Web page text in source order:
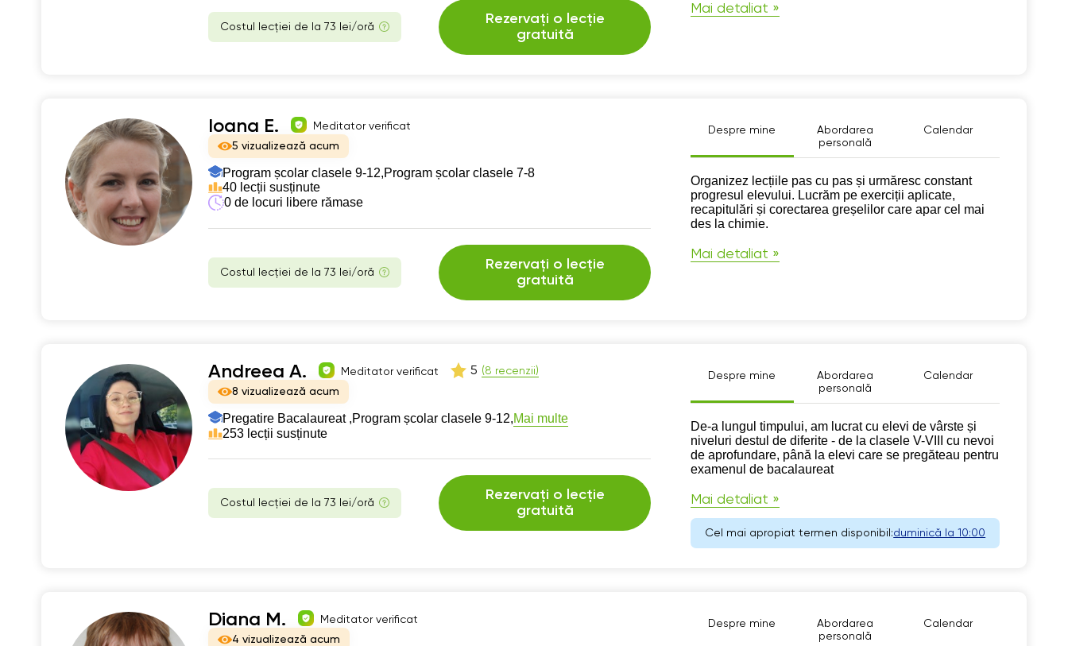
Costul lecției de la 73 lei/oră
Rezervați o lecție
gratuită
Mai detaliat »
Ioana E.
Meditator verificat
5 vizualizează acum
Program școlar clasele 9-12,Program școlar clasele 7-8
40 lecții susținute
0 de locuri libere rămase
Costul lecției de la 73 lei/oră
Rezervați o lecție
gratuită
Despre mine
Abordarea
personală
Calendar
Despre mine
Organizez lecțiile pas cu pas și urmăresc constant
progresul elevului. Lucrăm pe exerciții aplicate,
recapitulări și corectarea greșelilor care apar cel mai
des la chimie.
Mai detaliat »
Andreea A. Meditator verificat 5 (8 recenzii)
8 vizualizează acum
Pregatire Bacalaureat ,Program școlar clasele 9-12,Mai multe
253 lecții susținute
Costul lecției de la 73 lei/oră
Rezervați o lecție
gratuită
Despre mine
Abordarea
personală
Calendar
Despre mine
De-a lungul timpului, am lucrat cu elevi de vârste și
niveluri destul de diferite - de la clasele V-VIII cu nevoi
de aprofundare, până la elevi care se pregăteau pentru
examenul de bacalaureat
Mai detaliat »
Cel mai apropiat termen disponibil:duminică la 10:00
Diana M.
Meditator verificat
4 vizualizează acum
Despre mine
Abordarea
personală
Calendar